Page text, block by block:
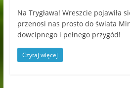
Na Trygława! Wreszcie pojawiła
przenosi nas prosto do świata
dowcipnego i pełnego przygód!
Czytaj więcej